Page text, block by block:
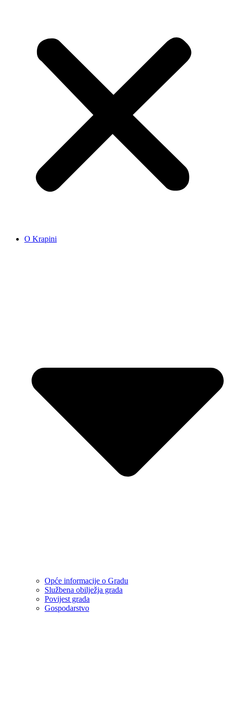
O Krapini
Opće informacije o Gradu
Službena obilježja grada
Povijest grada
Gospodarstvo